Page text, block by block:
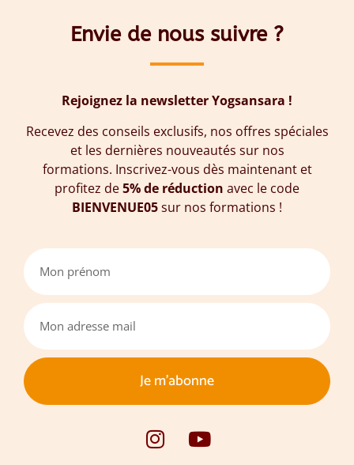
Envie de nous suivre ?
Rejoignez la newsletter Yogsansara !
Recevez des conseils exclusifs, nos offres spéciales
et les dernières nouveautés sur nos
formations. Inscrivez-vous dès maintenant et
profitez de5% de réduction avec le code
BIENVENUE05sur nos formations !
Je m'abonne